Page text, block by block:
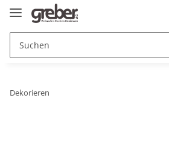
Dekorieren